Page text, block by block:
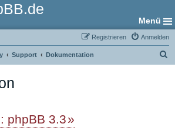
Menü
Anmelden
Registrieren
Support Dokumentation
phpBB 3.3